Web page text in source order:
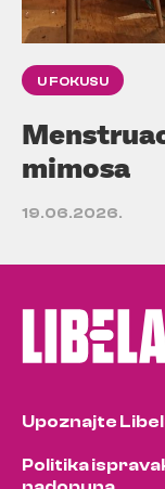
U FOKUSU
mimosa
19.06.2026.
Upoznajte
Politika